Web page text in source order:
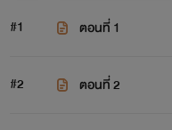
#1 ตอนที่ 1
#2 ตอนที่ 2